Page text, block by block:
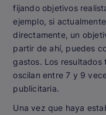
fijando objetivos
ejemplo, si
directamente, un
partir de ahí, puedes
gastos. Los resultados
oscilan entre 7 y 9
publicitaria.
Una vez que haya